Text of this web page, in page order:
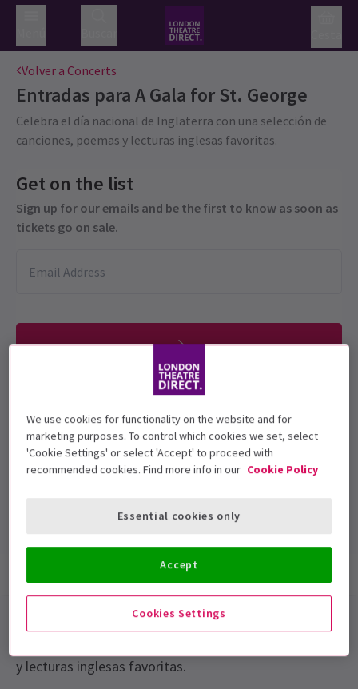
Volver a Concerts
Entradas paraA Gala for St. George
Celebra el día nacional de Inglaterra con una selección de
canciones, poemas y lecturas inglesas favoritas.
Get on the list
Sign up for our emails and be the first to know as soon as
tickets go on sale.
Fechas de función
Saturday 30 April 2016 - 7:30 PM
Royal Albert Hall
Información del espectáculo
Celebra el día nacional de Inglaterra mientras
y lecturas inglesas favoritas.
We use cookies for functionality on the website and for
marketing purposes. To control which cookies we set, select
'Cookie Settings' or select 'Accept' to proceed with
recommended cookies. Find more info in our Cookie Policy
Cookies Settings
Essential cookies only
Accept